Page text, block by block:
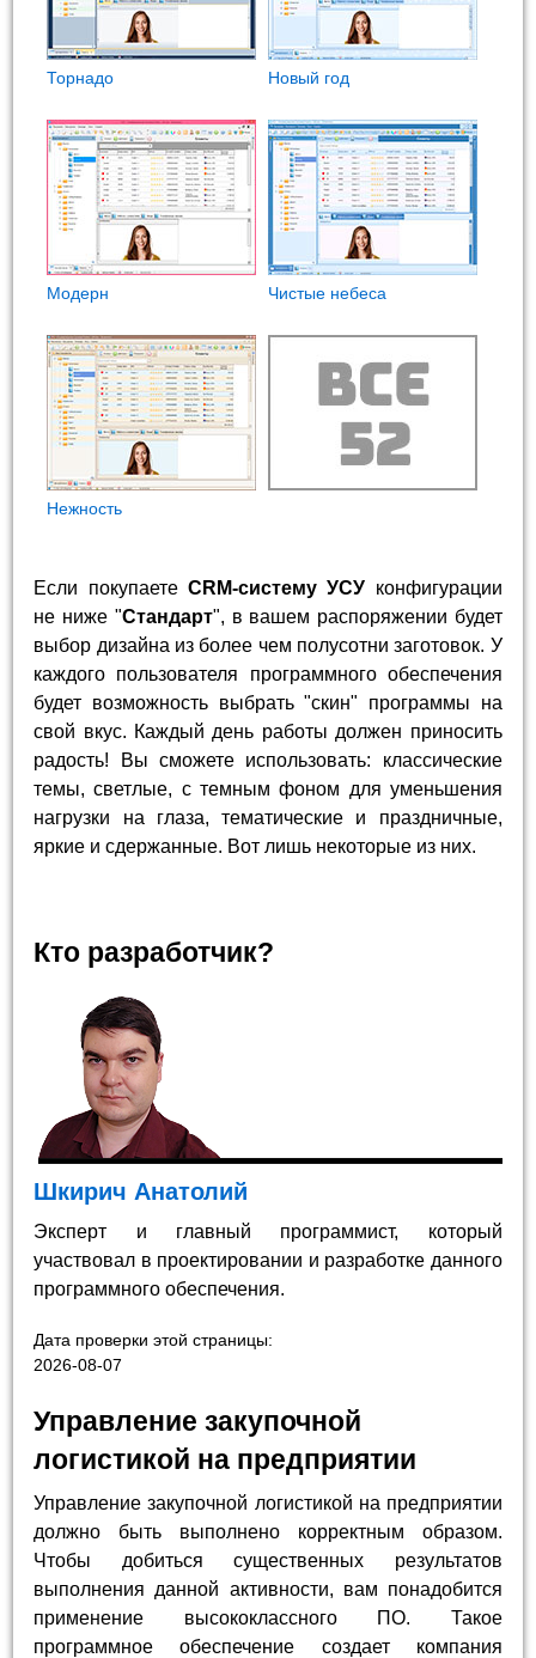
Торнадо Новый год
Модерн Чистые небеса
Нежность
Если покупаете CRM-систему УСУ конфигурации
не ниже "Стандарт", в вашем распоряжении будет
выбор дизайна из более чем полусотни заготовок. У
каждого пользователя программного обеспечения
будет возможность выбрать "скин" программы на
свой вкус. Каждый день работы должен приносить
радость! Вы сможете использовать: классические
темы, светлые, с темным фоном для уменьшения
нагрузки на глаза, тематические и праздничные,
яркие и сдержанные. Вот лишь некоторые из них.
Кто разработчик?
Шкирич Анатолий
Эксперт и главный программист, который
участвовал в проектировании и разработке данного
программного обеспечения.
Дата проверки этой страницы:
2026-08-07
Управление закупочной
логистикой на предприятии
Управление закупочной логистикой на предприятии
должно быть выполнено корректным образом.
Чтобы добиться существенных результатов
выполнения данной активности, вам понадобится
применение высококлассного ПО. Такое
программное обеспечение создает компания